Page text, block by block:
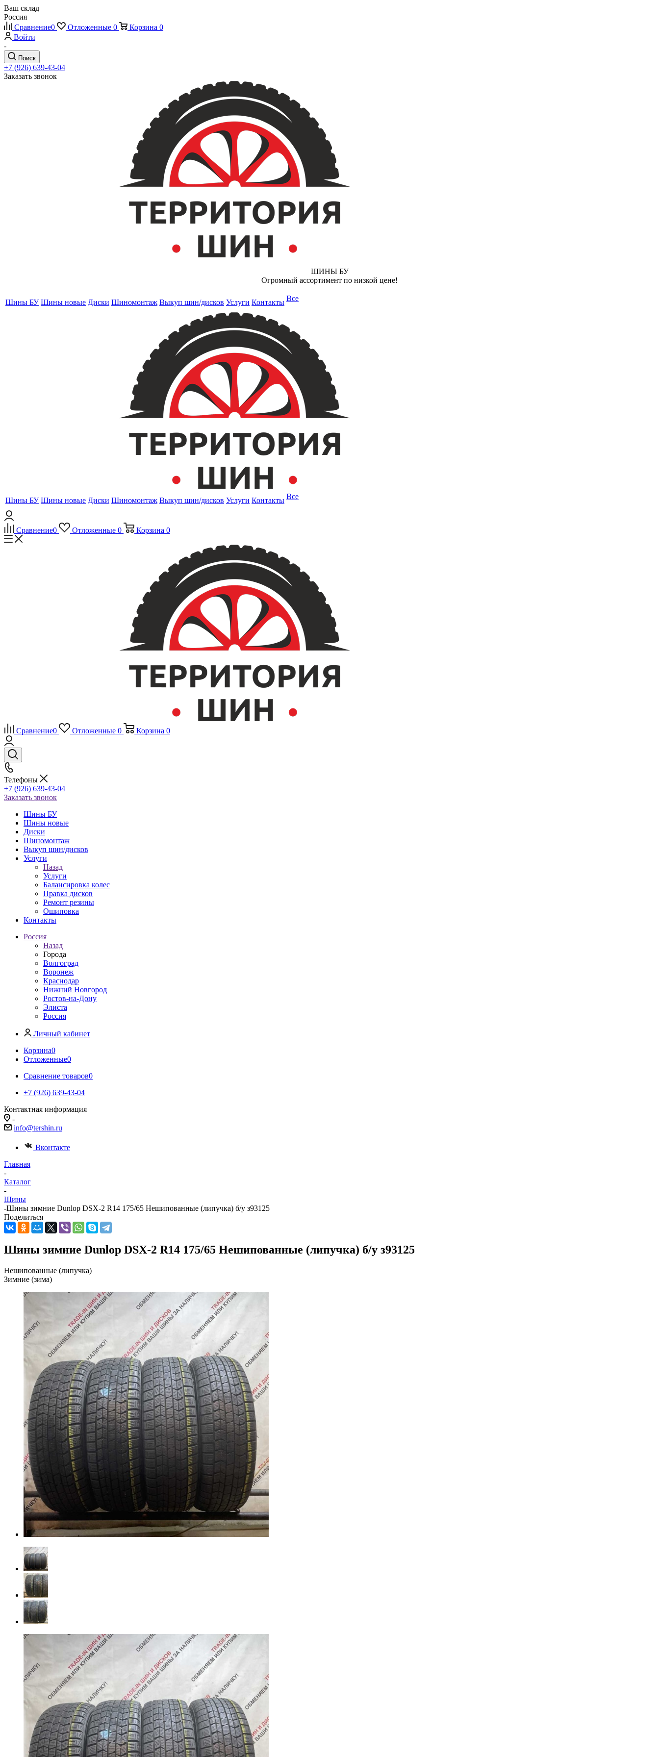
Ваш склад
Россия
Сравнение0 Отложенные 0 Корзина 0
Войти
-
Поиск
+7 (926) 639-43-04
Заказать звонок
ШИНЫ БУ
Огромный ассортимент по низкой цене!
Шины БУ Шины новые Диски Шиномонтаж Выкуп шин/дисков Услуги Контакты Все
Шины БУ Шины новые Диски Шиномонтаж Выкуп шин/дисков Услуги Контакты Все
Сравнение0 Отложенные 0 Корзина 0
Сравнение0 Отложенные 0 Корзина 0
Телефоны
+7 (926) 639-43-04
Заказать звонок
Шины БУ
Шины новые
Диски
Шиномонтаж
Выкуп шин/дисков
Услуги
Назад
Услуги
Балансировка колес
Правка дисков
Ремонт резины
Ошиповка
Контакты
Россия
Назад
Города
Волгоград
Воронеж
Краснодар
Нижний Новгород
Ростов-на-Дону
Элиста
Россия
Личный кабинет
Корзина0
Отложенные0
Сравнение товаров0
+7 (926) 639-43-04
Контактная информация
-
info@tershin.ru
Вконтакте
Главная
-
Каталог
-
Шины
-Шины зимние Dunlop DSX-2 R14 175/65 Нешипованные (липучка) б/у з93125
Поделиться
Шины зимние Dunlop DSX-2 R14 175/65 Нешипованные (липучка) б/у з93125
Нешипованные (липучка)
Зимние (зима)